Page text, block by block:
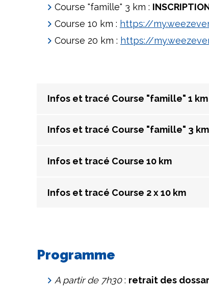
Course "famille" 3 km :
Course 10 km : https://
Course 20 km : https://
Infos et tracé Course "famille" 1 km
Infos et tracé Course "famille" 3 km
Infos et tracé Course 10 km
Infos et tracé Course 2 x 10 km
Programme
A partir de 7h30: retrait des